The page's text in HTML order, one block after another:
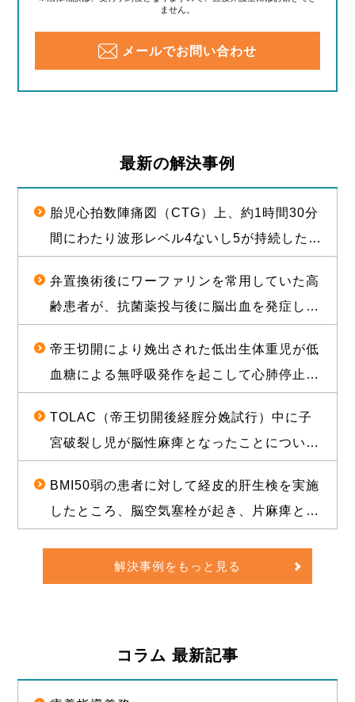
ません。
メールでお問い合わせ
最新の解決事例
胎児心拍数陣痛図（CTG）上、約1時間30分
間にわたり波形レベル4ないし5が持続した後
について、1億2000万円（産科医療補償制度
補償金既払金を含む）で訴訟上の和解が成立
した事例
弁置換術後にワーファリンを常用していた高
齢患者が、抗菌薬投与後に脳出血を発症し常
成立し、役務提供分を含め約1億2000万円相
当の経済的利益を確保した事例
帝王切開により娩出された低出生体重児が低
血糖による無呼吸発作を起こして心肺停止に
3500万円の和解が成立した事例
TOLAC（帝王切開後経腟分娩試行）中に子
宮破裂し児が脳性麻痺となったことについ
ら、賠償金と給付金を合わせて約1億5000万
円相当の経済的利益を確保した事例
BMI50弱の患者に対して経皮的肝生検を実施
したところ、脳空気塞栓が起き、片麻痺とな
損害金や訴訟費用を合わせて約1億5000万円
の経済的利益を確保した事例
解決事例をもっと見る
コラム 最新記事